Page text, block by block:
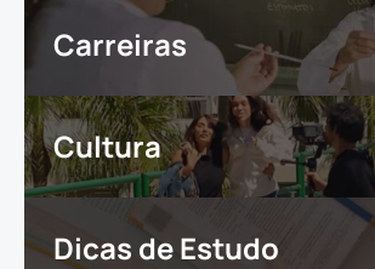
Carreiras
Cultura
Dicas de Estudo